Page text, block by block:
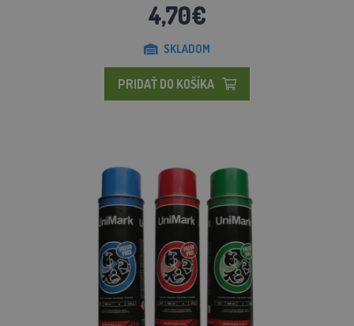
4,70€
SKLADOM
PRIDAŤ DO KOŠÍKA